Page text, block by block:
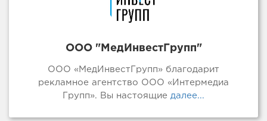
ООО "МедИнвестГрупп"
ООО «МедИнвестГрупп» благодарит
рекламное агентство ООО «Интермедиа
Групп». Вы настоящие далее...